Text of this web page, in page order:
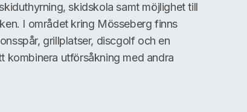
skidskola samt möjlighet till
I området kring Mösseberg finns
grillplatser, discgolf och en
kombinera utförsåkning med andra